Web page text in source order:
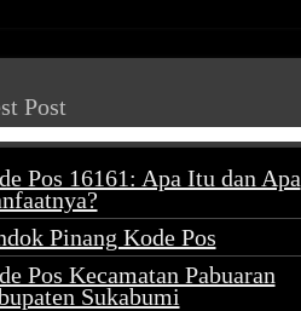
Post
Pos 16161: Apa Itu dan Apa
Pinang Kode Pos
Pos Kecamatan Pabuaran
Sukabumi